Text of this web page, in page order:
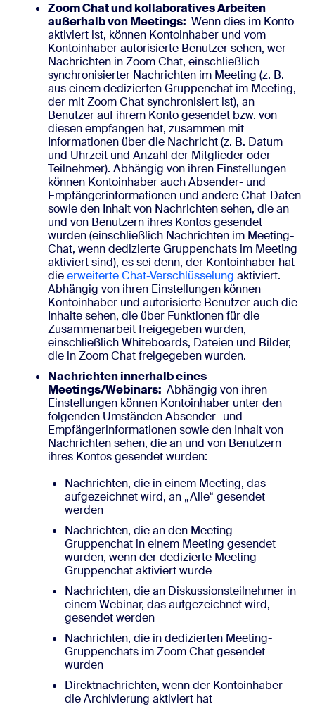
Zoom Chat und kollaboratives Arbeiten
außerhalb von Meetings: Wenn dies im Konto
aktiviert ist, können Kontoinhaber und vom
Kontoinhaber autorisierte Benutzer sehen, wer
Nachrichten in Zoom Chat, einschließlich
synchronisierter Nachrichten im Meeting (z. B.
aus einem dedizierten Gruppenchat im Meeting,
der mit Zoom Chat synchronisiert ist), an
Benutzer auf ihrem Konto gesendet bzw. von
diesen empfangen hat, zusammen mit
Informationen über die Nachricht (z. B. Datum
und Uhrzeit und Anzahl der Mitglieder oder
Teilnehmer). Abhängig von ihren Einstellungen
können Kontoinhaber auch Absender- und
Empfängerinformationen und andere Chat-Daten
sowie den Inhalt von Nachrichten sehen, die an
und von Benutzern ihres Kontos gesendet
wurden (einschließlich Nachrichten im Meeting-
Chat, wenn dedizierte Gruppenchats im Meeting
aktiviert sind), es sei denn, der Kontoinhaber hat
dieerweiterte Chat-Verschlüsselung aktiviert.
Abhängig von ihren Einstellungen können
Kontoinhaber und autorisierte Benutzer auch die
Inhalte sehen, die über Funktionen für die
Zusammenarbeit freigegeben wurden,
einschließlich Whiteboards, Dateien und Bilder,
die in Zoom Chat freigegeben wurden.
Nachrichten innerhalb eines
Meetings/Webinars: Abhängig von ihren
Einstellungen können Kontoinhaber unter den
folgenden Umständen Absender- und
Empfängerinformationen sowie den Inhalt von
Nachrichten sehen, die an und von Benutzern
ihres Kontos gesendet wurden:
Nachrichten, die in einem Meeting, das
aufgezeichnet wird, an „Alle“ gesendet
werden
Nachrichten, die an den Meeting-
Gruppenchat in einem Meeting gesendet
wurden, wenn der dedizierte Meeting-
Gruppenchat aktiviert wurde
Nachrichten, die an Diskussionsteilnehmer in
einem Webinar, das aufgezeichnet wird,
gesendet werden
Nachrichten, die in dedizierten Meeting-
Gruppenchats im Zoom Chat gesendet
wurden
Direktnachrichten, wenn der Kontoinhaber
die Archivierung aktiviert hat